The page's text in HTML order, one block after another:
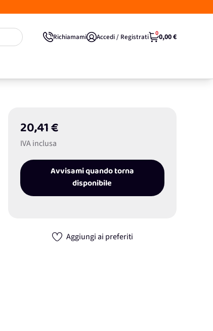
Richiamami Accedi / Registrati 00,00 €
20,41 €
IVA inclusa
Avvisami quando torna
disponibile
Aggiungi ai preferiti